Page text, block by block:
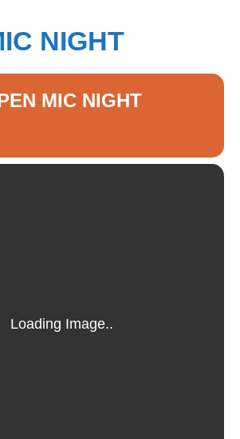
NIGHT
MIC NIGHT